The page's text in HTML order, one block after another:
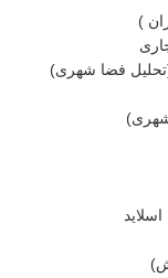
)
شهری)